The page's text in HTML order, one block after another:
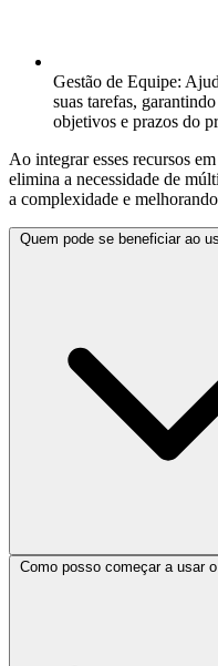
Gestão de Equipe:
suas tarefas,
objetivos e prazos do
Ao integrar esses recursos
elimina a necessidade de
a complexidade e
Quem pode se beneficiar ao
Como posso começar a usar